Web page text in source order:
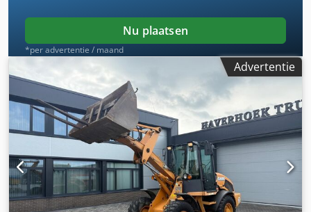
Nu plaatsen
*per advertentie / maand
Advertentie